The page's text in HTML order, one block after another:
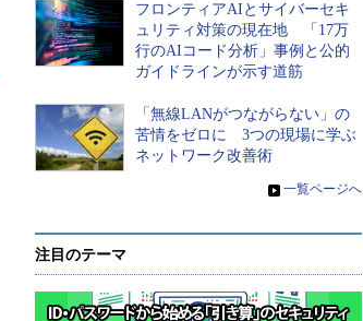
フロンティアAIとサイバーセキ
ュリティ対策の現在地 「17万
行のAIコード分析」事例と公的
ガイドラインが示す道筋
「無線LANがつながらない」の
苦情をゼロに 3つの現場に学ぶ
ネットワーク改善術
» 一覧ページへ
注目のテーマ